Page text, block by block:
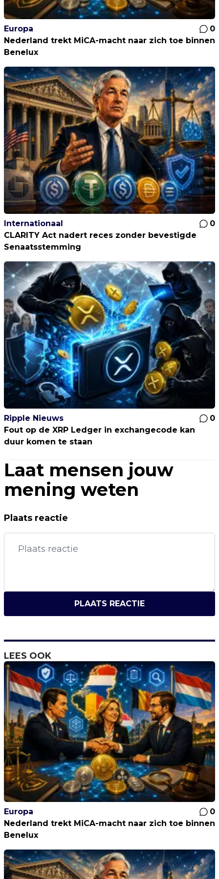
Europa
0
Nederland trekt MiCA-macht naar zich toe binnen
Benelux
Internationaal
0
CLARITY Act nadert reces zonder bevestigde
Senaatsstemming
Ripple Nieuws
0
Fout op de XRP Ledger in exchangecode kan
duur komen te staan
Laat mensen jouw
mening weten
Plaats reactie
PLAATS REACTIE
LEES OOK
Europa
0
Nederland trekt MiCA-macht naar zich toe binnen
Benelux